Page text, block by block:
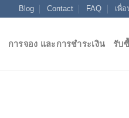
Blog Contact FAQ เพื่
การจอง และการชำระเงิน รับ